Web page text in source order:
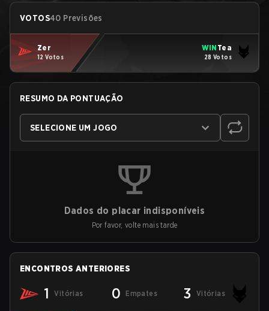
VOTOS40 Previsões
Zer
12 Votos
WIN Tea
28 Votos
RESUMO DA PONTUAÇÃO
SELECIONE UM JOGO
Dados do placar indisponíveis
Por favor, volte mais tarde
ENCONTROS ANTERIORES
1 Vitórias 0 Empates 3 Vitórias